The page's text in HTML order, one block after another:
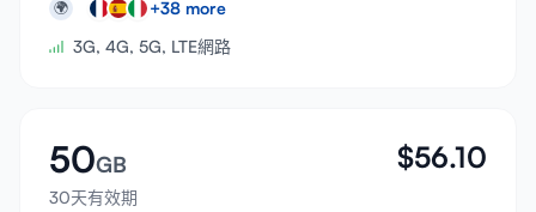
🌍 +38 more
3G, 4G, 5G, LTE網路
50GB
30天有效期
$56.10